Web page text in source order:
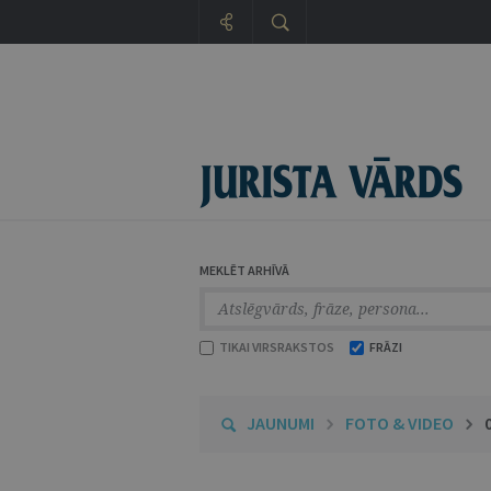
MEKLĒT ARHĪVĀ
TIKAI VIRSRAKSTOS FRĀZI
JAUNUMI FOTO & VIDEO